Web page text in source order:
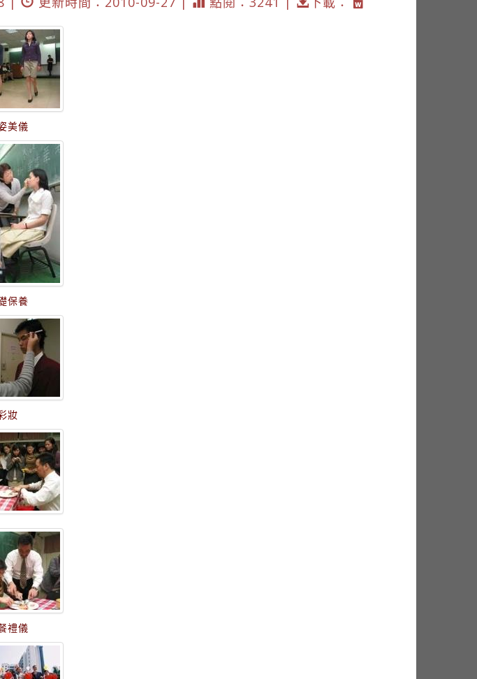
美儀
保養
妝
禮儀